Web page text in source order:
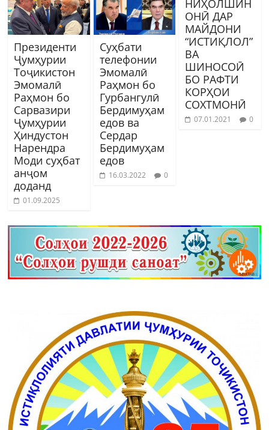
Президенти
Ҷумҳурии
Тоҷикистон
Эмомалӣ
Раҳмон бо
Сарвазири
Ҷумҳурии
Ҳиндустон
Нарендра
Моди суҳбат
анҷом
доданд
01.09.2025
Суҳбати
телефонии
Эмомалӣ
Раҳмон бо
Гурбангулӣ
Бердимуҳам
едов ва
Сердар
Бердимуҳам
едов
16.03.2022 0
НИҲОЛШИН
ОНӢ ДАР
МАЙДОНИ
“ИСТИҚЛОЛ”
ВА
ШИНОСОӢ
БО РАФТИ
КОРҲОИ
СОХТМОНӢ
07.01.2021 0